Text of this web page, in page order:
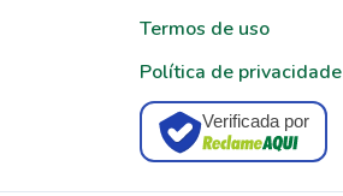
Termos de uso
Política de privacidade
Verificada por